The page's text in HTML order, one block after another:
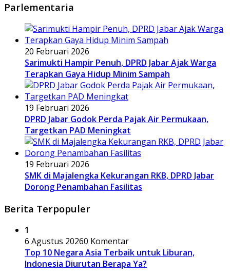
Parlementaria
20 Februari 2026
Sarimukti Hampir Penuh, DPRD Jabar Ajak Warga
Terapkan Gaya Hidup Minim Sampah
19 Februari 2026
DPRD Jabar Godok Perda Pajak Air Permukaan,
Targetkan PAD Meningkat
19 Februari 2026
SMK di Majalengka Kekurangan RKB, DPRD Jabar
Dorong Penambahan Fasilitas
Berita Terpopuler
1
6 Agustus 20260 Komentar
Top 10 Negara Asia Terbaik untuk Liburan,
Indonesia Diurutan Berapa Ya?